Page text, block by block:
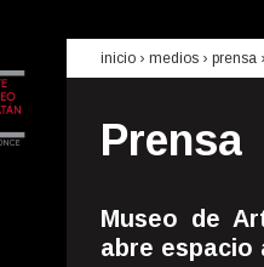
inicio › medios › prensa
Prensa
Museo de
abre espacio